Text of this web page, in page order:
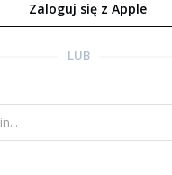
Zaloguj się z Apple
LUB